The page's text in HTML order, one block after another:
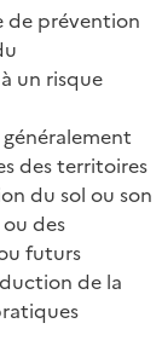
de prévention
un risque
des territoires
du sol ou son
des
futurs
de la